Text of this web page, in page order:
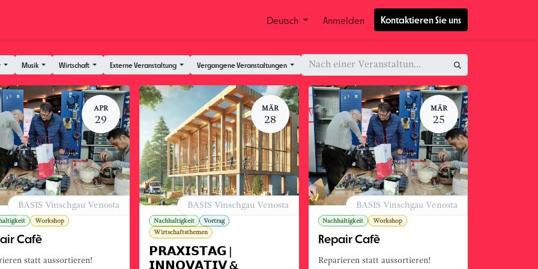
Deutsch Anmelden Kontaktieren Sie uns
Musik Wirtschaft Externe Veranstaltung Vergangene Veranstaltungen
APR
29
Workshop
Cafè
statt aussortieren!
BASIS Vinschgau Venosta
MÄR
28
Nachhaltigkeit
Vortrag
Wirtschaftsthemen
𝗣𝗥𝗔𝗫𝗜𝗦𝗧𝗔𝗚 |
𝗜𝗡𝗡𝗢𝗩𝗔𝗧𝗜𝗩 &
BASIS Vinschgau Venosta
MÄR
25
Nachhaltigkeit Workshop
Repair Cafè
Reparieren statt aussortieren!
BASIS Vinschgau Venosta